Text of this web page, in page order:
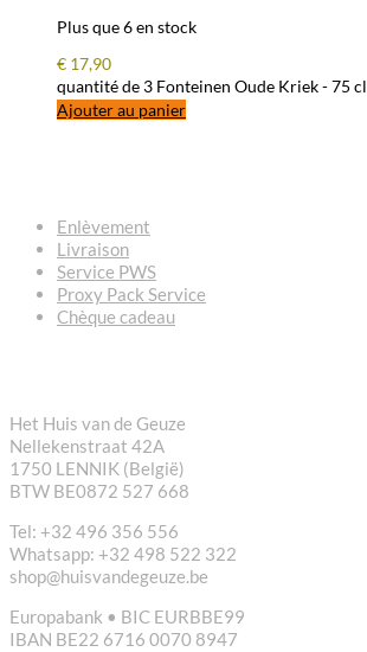
Plus que 6 en stock
€ 17,90
quantité de 3 Fonteinen Oude Kriek - 75 cl
Ajouter au panier
Enlèvement
Livraison
Service PWS
Proxy Pack Service
Chèque cadeau
Het Huis van de Geuze
Nellekenstraat 42A
1750 LENNIK (België)
BTW BE0872 527 668
Tel: +32 496 356 556
Whatsapp: +32 498 522 322
shop@huisvandegeuze.be
Europabank • BIC EURBBE99
IBAN BE22 6716 0070 8947